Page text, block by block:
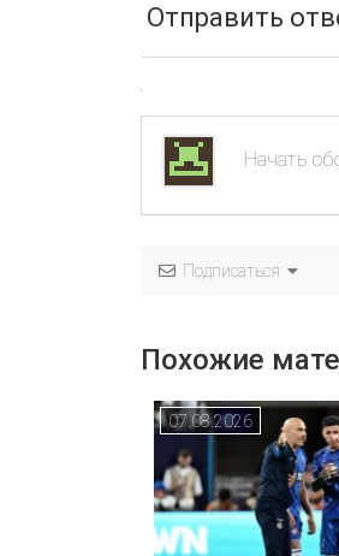
Отправить
Подписаться
Похожие
07.08.2026